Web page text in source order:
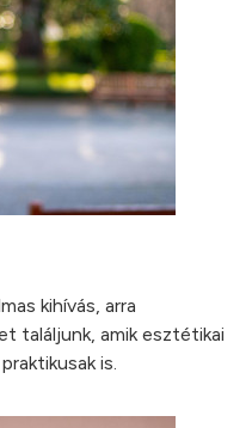
kihívás, arra
találjunk, amik esztétikai
is.